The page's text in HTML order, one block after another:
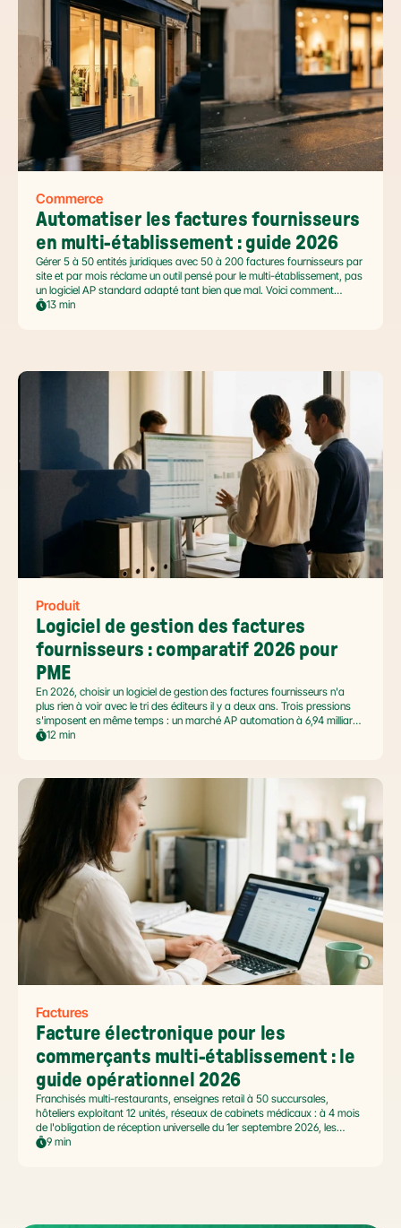
Commerce
Automatiser les factures fournisseurs
en multi-établissement : guide 2026
Gérer 5 à 50 entités juridiques avec 50 à 200 factures fournisseurs par
site et par mois réclame un outil pensé pour le multi-établissement, pas
un logiciel AP standard adapté tant bien que mal. Voici comment
automatiser sans casser la gouvernance locale, capturer le levier BFR
13 min
Produit
Logiciel de gestion des factures
fournisseurs : comparatif 2026 pour
PME
En 2026, choisir un logiciel de gestion des factures fournisseurs n'a
plus rien à voir avec le tri des éditeurs il y a deux ans. Trois pressions
s'imposent en même temps : un marché AP automation à 6,94 milliards
USD en pleine accélération, une réforme facture électronique 2026 qui
de traitement, selon Forrester 2026). Ce comparatif passe en revue 8
outils pertinents pour les PME françaises et le positionnement de Libeo
dans ce paysage en mouvement.
12 min
Factures
Facture électronique pour les
commerçants multi-établissement : le
guide opérationnel 2026
Franchisés multi-restaurants, enseignes retail à 50 succursales,
hôteliers exploitant 12 unités, réseaux de cabinets médicaux : à 4 mois
de l'obligation de réception universelle du 1er septembre 2026, les
commerçants multi-établissement ont un défi spécifique. Ce guide
9 min